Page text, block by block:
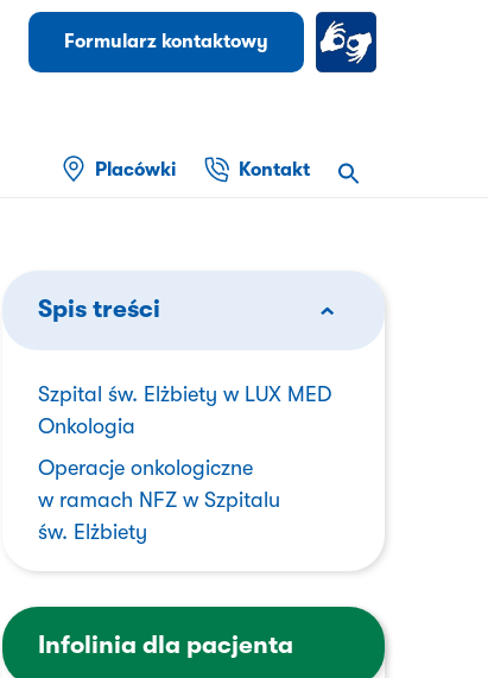
Formularz kontaktowy
Placówki Kontakt
Spis treści
Szpital św. Elżbiety w LUX MED
Onkologia
Operacje onkologiczne
w ramach NFZ w Szpitalu
św. Elżbiety
Infolinia dla pacjenta